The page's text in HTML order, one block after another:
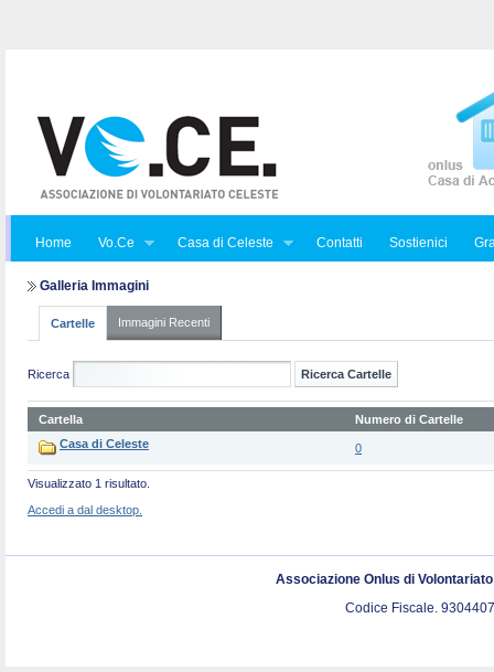
Home Vo.Ce Casa di Celeste Contatti Sostienici
Galleria Immagini
Cartelle Immagini Recenti
Ricerca
Cartella
Numero di Cartelle
Casa di Celeste
0
Visualizzato 1 risultato.
Accedi a dal desktop.
Associazione Onlus di
Codice Fiscale.